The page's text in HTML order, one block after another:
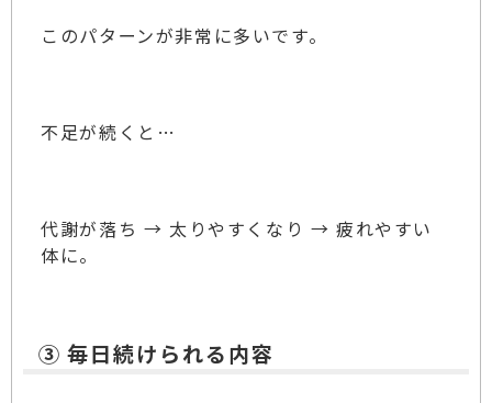
このパターンが非常に多いです。
不足が続くと…
代謝が落ち → 太りやすくなり → 疲れやすい
体に。
③ 毎日続けられる内容